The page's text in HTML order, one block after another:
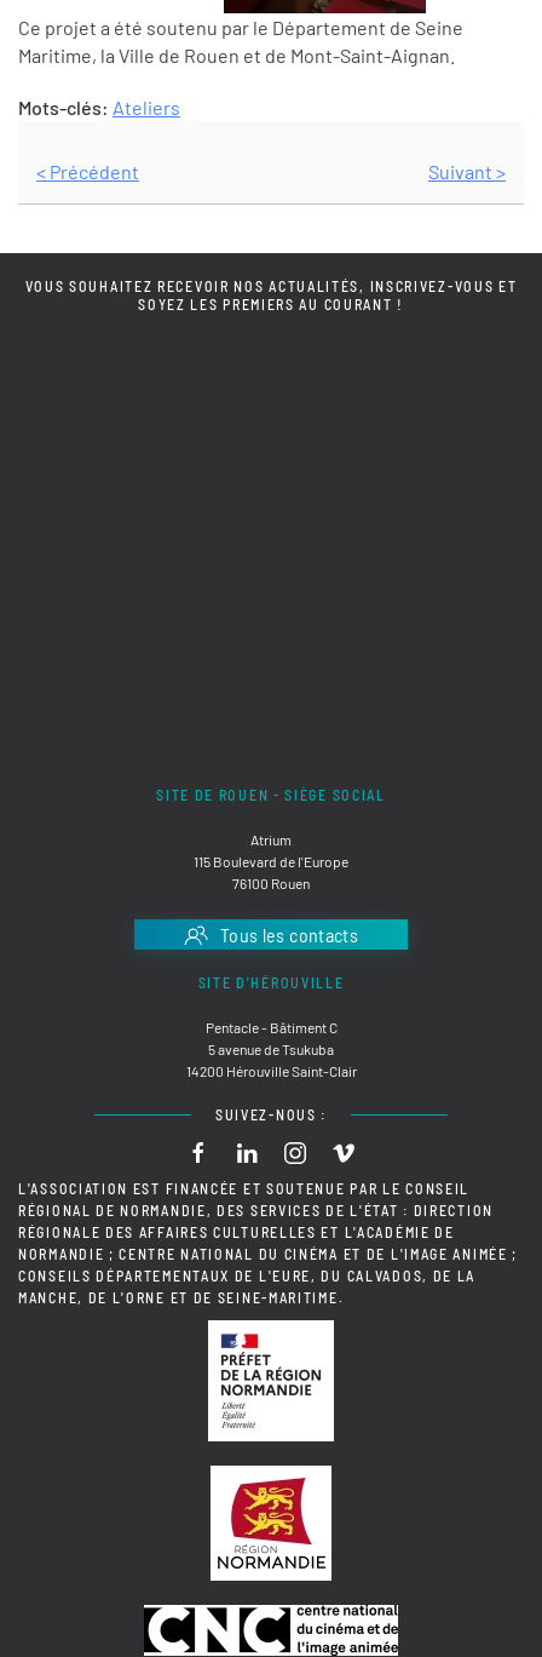
Ce projet a été soutenu par le Département de Seine
Maritime, la Ville de Rouen et de Mont-Saint-Aignan.
Mots-clés: Ateliers
< Précédent Suivant >
VOUS SOUHAITEZ RECEVOIR NOS ACTUALITÉS, INSCRIVEZ-VOUS ET
SOYEZ LES PREMIERS AU COURANT !
SITE DE ROUEN - SIÈGE SOCIAL
Atrium
115 Boulevard de l'Europe
76100 Rouen
Tous les contacts
SITE D'HÉROUVILLE
Pentacle - Bâtiment C
5 avenue de Tsukuba
14200 Hérouville Saint-Clair
SUIVEZ-NOUS :
L'ASSOCIATION EST FINANCÉE ET SOUTENUE PAR LE CONSEIL
RÉGIONAL DE NORMANDIE, DES SERVICES DE L'ÉTAT : DIRECTION
RÉGIONALE DES AFFAIRES CULTURELLES ET L'ACADÉMIE DE
NORMANDIE ; CENTRE NATIONAL DU CINÉMA ET DE L'IMAGE ANIMÉE ;
CONSEILS DÉPARTEMENTAUX DE L'EURE, DU CALVADOS, DE LA
MANCHE, DE L'ORNE ET DE SEINE-MARITIME.